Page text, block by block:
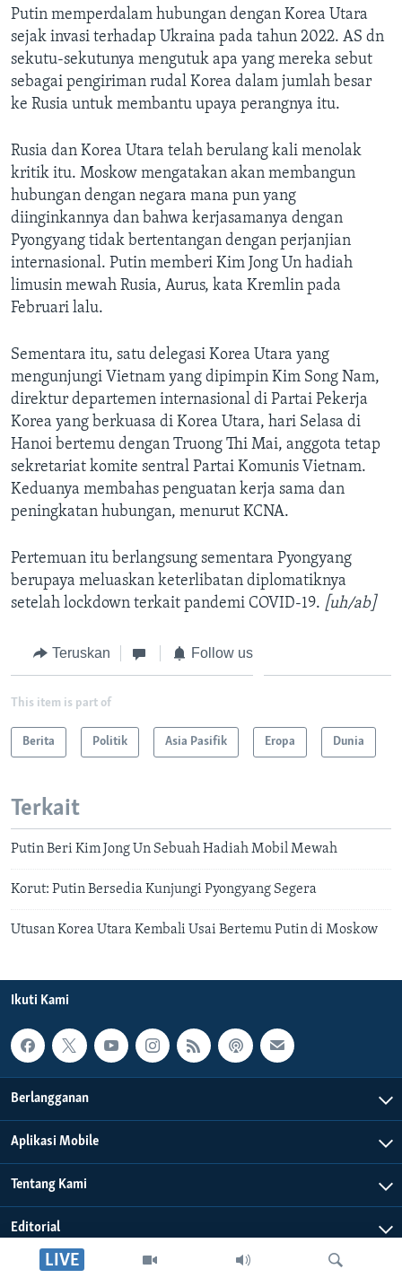
LIVE
Putin memperdalam hubungan dengan Korea Utara
sejak invasi terhadap Ukraina pada tahun 2022. AS dn
sekutu-sekutunya mengutuk apa yang mereka sebut
sebagai pengiriman rudal Korea dalam jumlah besar
ke Rusia untuk membantu upaya perangnya itu.
Rusia dan Korea Utara telah berulang kali menolak
kritik itu. Moskow mengatakan akan membangun
hubungan dengan negara mana pun yang
diinginkannya dan bahwa kerjasamanya dengan
Pyongyang tidak bertentangan dengan perjanjian
internasional. Putin memberi Kim Jong Un hadiah
limusin mewah Rusia, Aurus, kata Kremlin pada
Februari lalu.
Sementara itu, satu delegasi Korea Utara yang
mengunjungi Vietnam yang dipimpin Kim Song Nam,
direktur departemen internasional di Partai Pekerja
Korea yang berkuasa di Korea Utara, hari Selasa di
Hanoi bertemu dengan Truong Thi Mai, anggota tetap
sekretariat komite sentral Partai Komunis Vietnam.
Keduanya membahas penguatan kerja sama dan
peningkatan hubungan, menurut KCNA.
Pertemuan itu berlangsung sementara Pyongyang
berupaya meluaskan keterlibatan diplomatiknya
setelah lockdown terkait pandemi COVID-19. [uh/ab]
Teruskan Follow us
This item is part of
Berita Politik Asia Pasifik Eropa Dunia
Terkait
Putin Beri Kim Jong Un Sebuah Hadiah Mobil Mewah
Korut: Putin Bersedia Kunjungi Pyongyang Segera
Utusan Korea Utara Kembali Usai Bertemu Putin di Moskow
Ikuti Kami
Berlangganan
Aplikasi Mobile
Tentang Kami
Editorial